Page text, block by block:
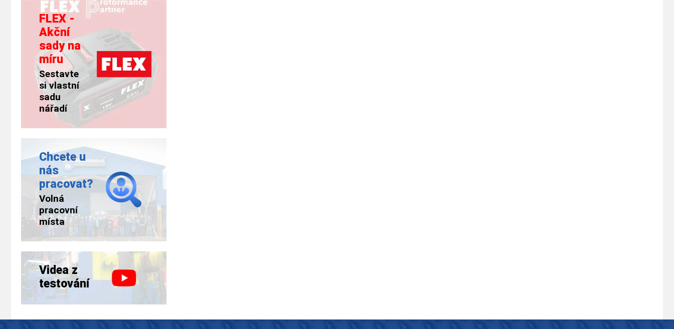
FLEX -
Akční
sady na
míru
Sestavte
si vlastní
sadu
nářadí
Chcete u
nás
pracovat?
Volná
pracovní
místa
Videa z
testování